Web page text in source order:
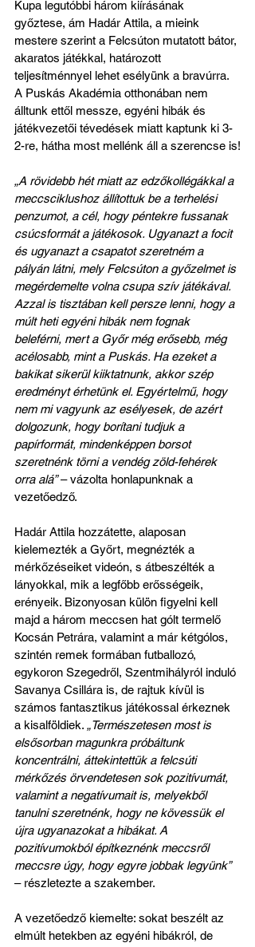
Kupa legutóbbi három kiírásának
győztese, ám Hadár Attila, a mieink
mestere szerint a Felcsúton mutatott bátor,
akaratos játékkal, határozott
teljesítménnyel lehet esélyünk a bravúrra.
A Puskás Akadémia otthonában nem
álltunk ettől messze, egyéni hibák és
játékvezetői tévedések miatt kaptunk ki 3-
2-re, hátha most mellénk áll a szerencse is!
„A rövidebb hét miatt az edzőkollégákkal a
meccsciklushoz állítottuk be a terhelési
penzumot, a cél, hogy péntekre fussanak
csúcsformát a játékosok. Ugyanazt a focit
és ugyanazt a csapatot szeretném a
pályán látni, mely Felcsúton a győzelmet is
megérdemelte volna csupa szív játékával.
Azzal is tisztában kell persze lenni, hogy a
múlt heti egyéni hibák nem fognak
beleférni, mert a Győr még erősebb, még
acélosabb, mint a Puskás. Ha ezeket a
bakikat sikerül kiiktatnunk, akkor szép
eredményt érhetünk el. Egyértelmű, hogy
nem mi vagyunk az esélyesek, de azért
dolgozunk, hogy borítani tudjuk a
papírformát, mindenképpen borsot
szeretnénk törni a vendég zöld-fehérek
orra alá” – vázolta honlapunknak a
vezetőedző.
Hadár Attila hozzátette, alaposan
kielemezték a Győrt, megnézték a
mérkőzéseiket videón, s átbeszélték a
lányokkal, mik a legfőbb erősségeik,
erényeik. Bizonyosan külön figyelni kell
majd a három meccsen hat gólt termelő
Kocsán Petrára, valamint a már kétgólos,
szintén remek formában futballozó,
egykoron Szegedről, Szentmihályról induló
Savanya Csillára is, de rajtuk kívül is
számos fantasztikus játékossal érkeznek
a kisalföldiek. „Természetesen most is
elsősorban magunkra próbáltunk
koncentrálni, áttekintettük a felcsúti
mérkőzés örvendetesen sok pozitívumát,
valamint a negatívumait is, melyekből
tanulni szeretnénk, hogy ne kövessük el
újra ugyanazokat a hibákat. A
pozitívumokból építkeznénk meccsről
meccsre úgy, hogy egyre jobbak legyünk”
– részletezte a szakember.
A vezetőedző kiemelte: sokat beszélt az
elmúlt hetekben az egyéni hibákról, de